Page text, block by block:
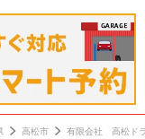
高松市 有限会社 高松ド